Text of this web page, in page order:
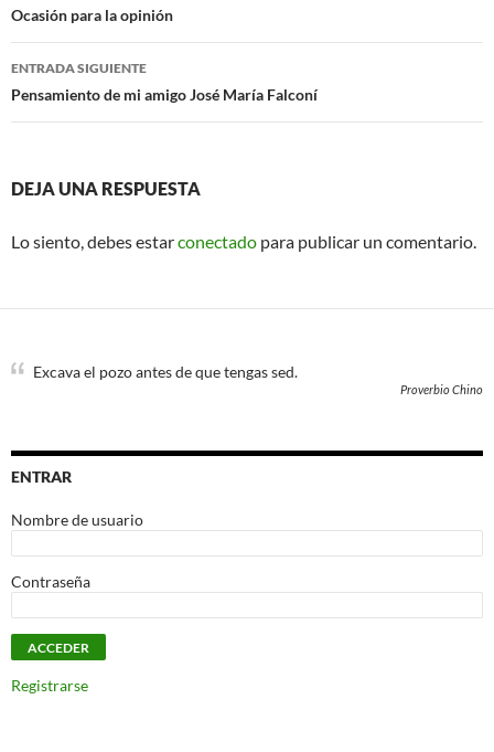
de
entradas
Ocasión para la opinión
ENTRADA SIGUIENTE
Pensamiento de mi amigo José María Falconí
DEJA UNA RESPUESTA
Lo siento, debes estarconectado para publicar un comentario.
Excava el pozo antes de que tengas sed.
Proverbio Chino
ENTRAR
Nombre de usuario
Contraseña
Registrarse